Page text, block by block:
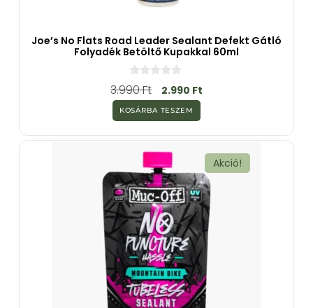
Joe’s No Flats Road Leader Sealant Defekt Gátló
Folyadék Betöltő Kupakkal 60ml
0
a
5
-
b
ő
3.990Ft 2.990 Ft
KOSÁRBA TESZEM
Akció!